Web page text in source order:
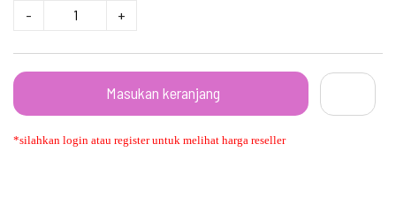
- +
Masukan keranjang
*silahkan login atau register untuk melihat harga reseller